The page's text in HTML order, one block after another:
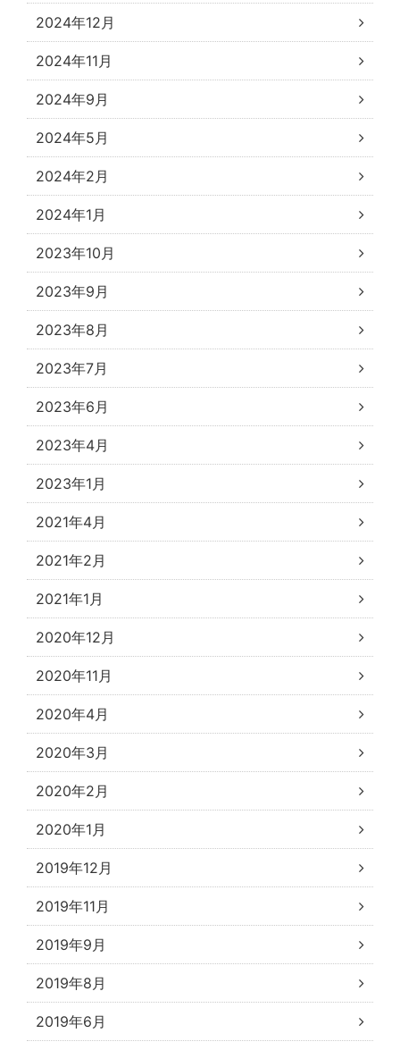
2024年12月
2024年11月
2024年9月
2024年5月
2024年2月
2024年1月
2023年10月
2023年9月
2023年8月
2023年7月
2023年6月
2023年4月
2023年1月
2021年4月
2021年2月
2021年1月
2020年12月
2020年11月
2020年4月
2020年3月
2020年2月
2020年1月
2019年12月
2019年11月
2019年9月
2019年8月
2019年6月